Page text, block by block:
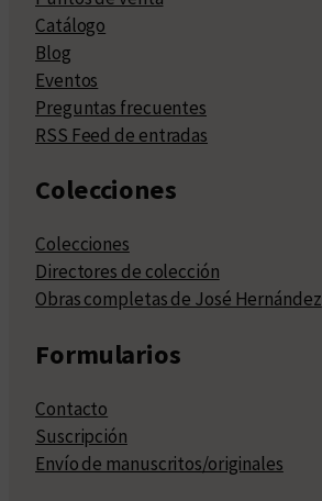
Catálogo
Blog
Eventos
Preguntas frecuentes
RSS Feed de entradas
Colecciones
Colecciones
Directores de colección
Obras completas de José Hernández
Formularios
Contacto
Suscripción
Envío de manuscritos/originales